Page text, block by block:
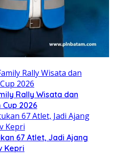
Rally Wisata dan
2026
67 Atlet, Jadi Ajang
Kepri